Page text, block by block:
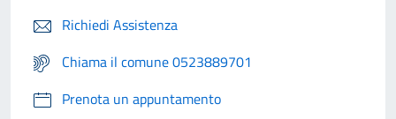
Richiedi Assistenza
Chiama il comune 0523889701
Prenota un appuntamento